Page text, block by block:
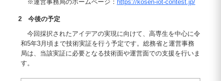
※運営事務局のホームページ： https://kosen-iot-contest.jp/
2 今後の予定
今回採択されたアイデアの実現に向けて、高専生を中心に令
和5年3月頃まで技術実証を行う予定です。総務省と運営事務
局は、当該実証に必要となる技術面や運営面での支援を行いま
す。